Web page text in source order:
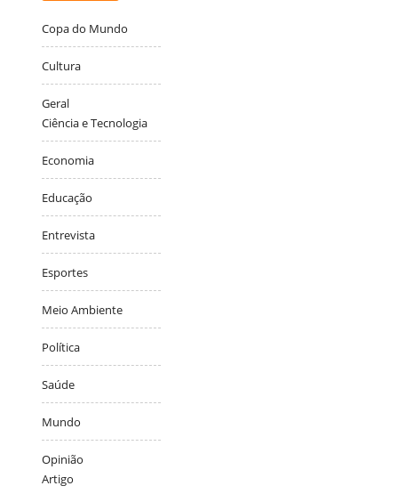
Copa do Mundo
Cultura
Geral
Ciência e Tecnologia
Economia
Educação
Entrevista
Esportes
Meio Ambiente
Política
Saúde
Mundo
Opinião
Artigo